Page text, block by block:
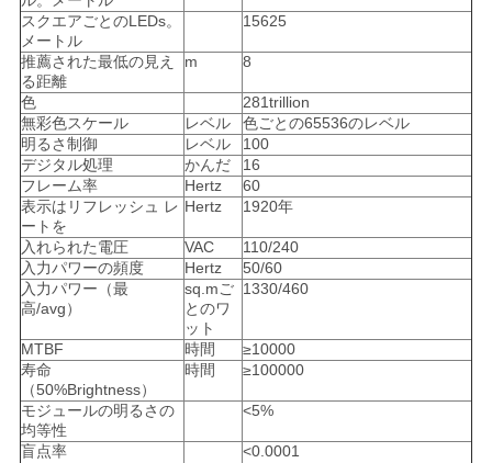
スクエアごとのLEDs。
メートル
15625
推薦された最低の見え
る距離
m 8
色
281trillion
無彩色スケール
レベル
色ごとの65536のレベル
明るさ制御
レベル
100
デジタル処理
かんだ
16
フレーム率
Hertz
60
表示はリフレッシュ レ
ートを
Hertz 1920年
入れられた電圧 VAC
110/240
入力パワーの頻度
Hertz
50/60
入力パワー（最
高/avg）
sq.mご
とのワ
ット
1330/460
MTBF 時間
≥10000
寿命
（50%Brightness）
時間 ≥100000
モジュールの明るさの
均等性
<5%
盲点率
<0.0001